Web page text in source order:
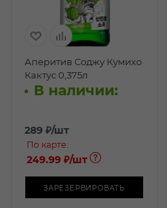
Аперитив Соджу Кумихо
Кактус 0,375л
В наличии:
289 ₽/шт
По карте:
249.99 ₽/шт
ЗАРЕЗЕРВИРОВАТЬ